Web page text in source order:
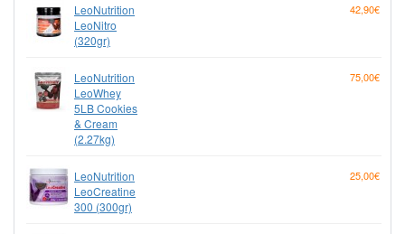
LeoNutrition
LeoNitro
(320gr)
42,90€
LeoNutrition
LeoWhey
5LB Cookies
& Cream
(2.27kg)
75,00€
LeoNutrition
LeoCreatine
300 (300gr)
25,00€